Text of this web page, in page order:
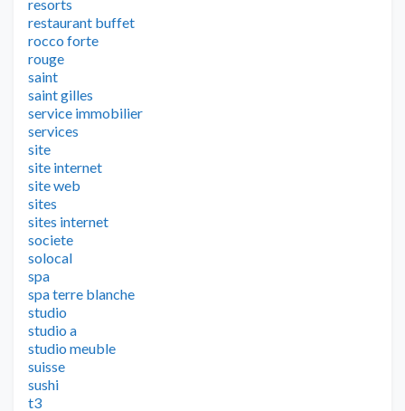
resorts
restaurant buffet
rocco forte
rouge
saint
saint gilles
service immobilier
services
site
site internet
site web
sites
sites internet
societe
solocal
spa
spa terre blanche
studio
studio a
studio meuble
suisse
sushi
t3